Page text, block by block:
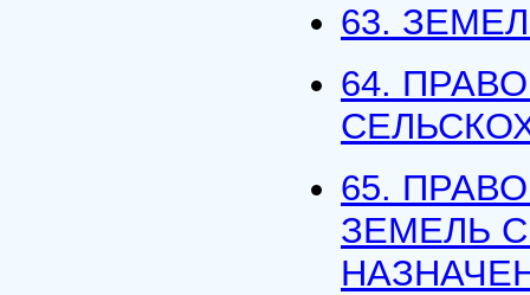
63.
64.
65.
ЗЕМЕЛЬ